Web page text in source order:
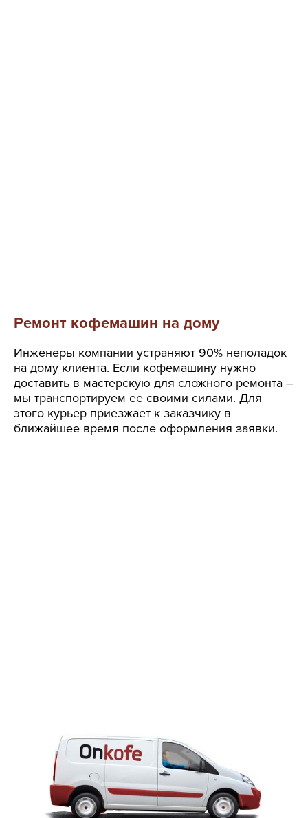
Ремонт кофемашин на дому
Инженеры компании устраняют 90% неполадок
на дому клиента. Если кофемашину нужно
доставить в мастерскую для сложного ремонта –
мы транспортируем ее своими силами. Для
этого курьер приезжает к заказчику в
ближайшее время после оформления заявки.